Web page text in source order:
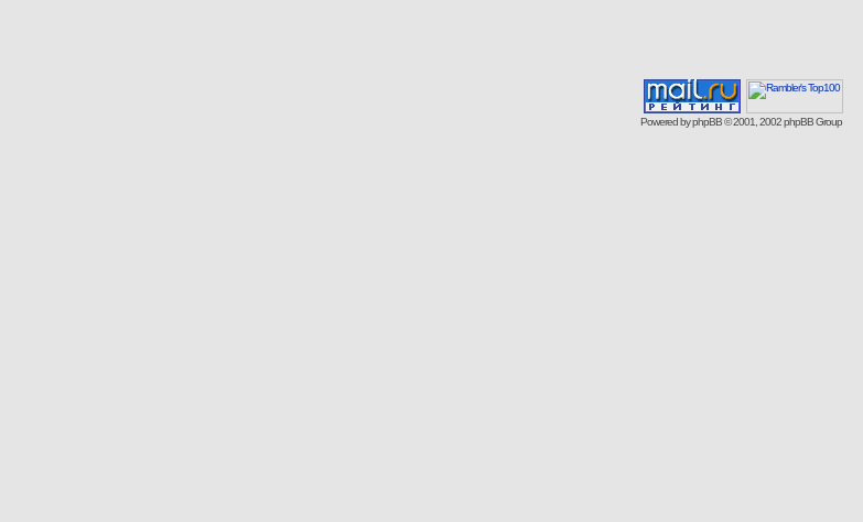
Powered byphpBB© 2001, 2002 phpBB Group